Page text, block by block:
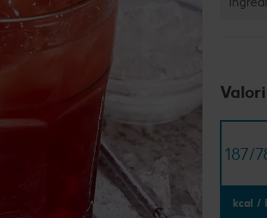
187/​
kcal /